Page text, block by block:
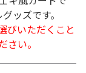
ッズです。
びいただくこと
い。